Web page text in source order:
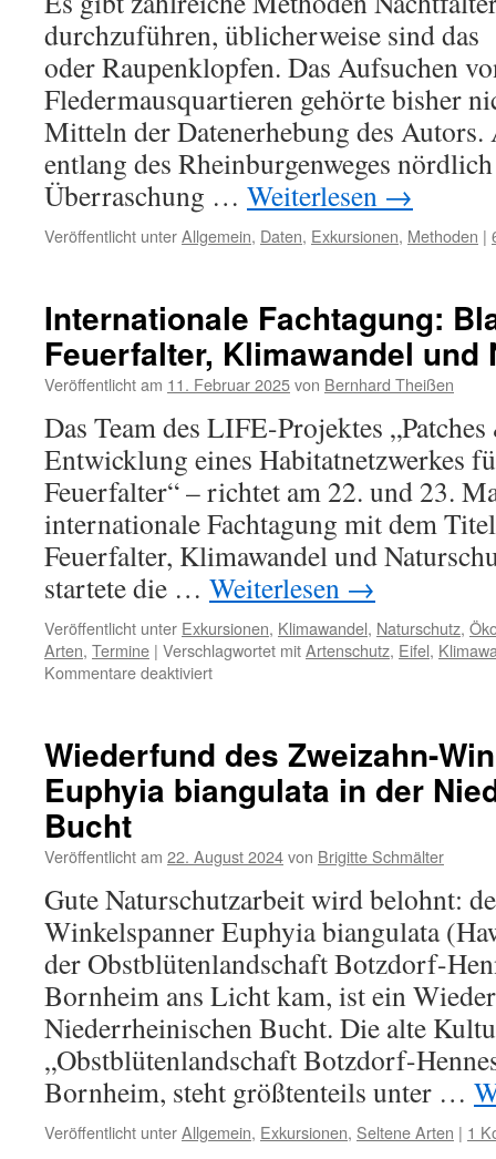
durchzuführen, üblicherweise sind
oder Raupenklopfen. Das Aufsuchen
Fledermausquartieren gehörte bisher
Mitteln der Datenerhebung des
entlang des Rheinburgenweges
Überraschung … Weiterlesen →
Veröffentlicht unterAllgemein, Daten, Exkursionen, Methoden |
Internationale Fachtagung:
Feuerfalter, Klimawandel und
Veröffentlicht am 11. Februar 2025von Bernhard Theißen
Das Team des LIFE-Projektes
Entwicklung eines Habitatnetzwerkes
Feuerfalter“ – richtet am 22. und 23.
internationale Fachtagung mit dem
Feuerfalter, Klimawandel und
startete die … Weiterlesen →
Veröffentlicht unter Exkursionen, Klimawandel, Naturschutz,
Arten, Termine | Verschlagwortet mitArtenschutz, Eifel,
Kommentare deaktiviertfür
Feuerfalter,
Klimawandel
und
Wiederfund des Zweizahn-
Euphyia biangulata in der
Bucht
Veröffentlicht am 22. August 2024von Brigitte Schmälter
Gute Naturschutzarbeit wird belohnt:
Winkelspanner Euphyia biangulata
der Obstblütenlandschaft Botzdorf-
Bornheim ans Licht kam, ist ein
Niederrheinischen Bucht. Die alte
„Obstblütenlandschaft Botzdorf-
Bornheim, steht größtenteils unter …
Veröffentlicht unterAllgemein, Exkursionen, Seltene Arten | 1